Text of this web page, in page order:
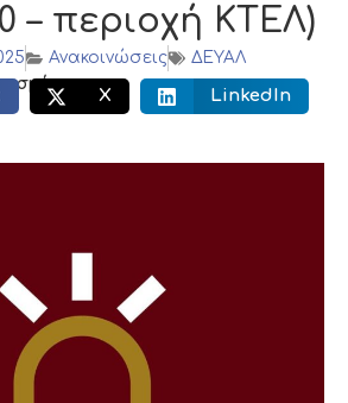
– περιοχή ΚΤΕΛ)
Ανακοινώσεις
ΔΕΥΑΛ
X LinkedIn